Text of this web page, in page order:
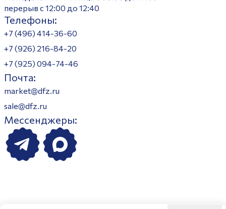
перерыв с 12:00 до 12:40
Телефоны:
+7 (496) 414-36-60
+7 (926) 216-84-20
+7 (925) 094-74-46
Почта:
market@dfz.ru
sale@dfz.ru
Мессенджеры: